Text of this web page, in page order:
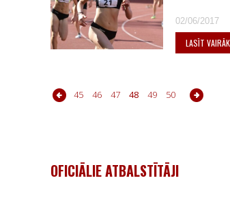
02/06/2017
LASĪT VAIRĀK
44 45 46 47 48 49 50 51 52
OFICIĀLIE ATBALSTĪTĀJI